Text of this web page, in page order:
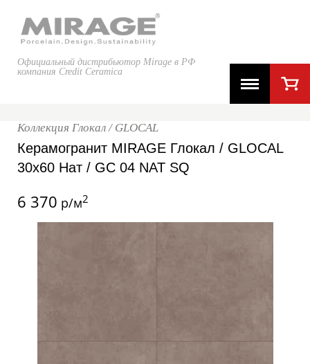
Официальный дистрибьютор Mirage в РФ
компания Credit Ceramica
Коллекция Глокал / GLOCAL
Керамогранит MIRAGE Глокал / GLOCAL
30x60 Нат / GC 04 NAT SQ
6 370 р/м2